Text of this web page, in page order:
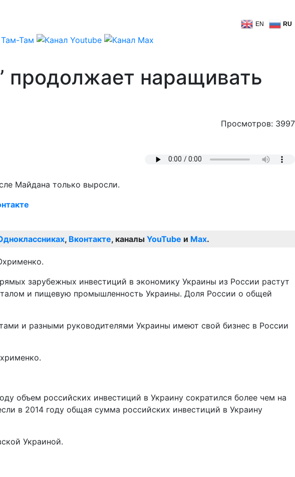
EN RU
продолжает наращивать
Просмотров: 3997
Майдана только выросли.
, Вконтакте, каналы YouTube и Max.
зарубежных инвестиций в экономику Украины из России растут
и пищевую промышленность Украины. Доля России о общей
и разными руководителями Украины имеют свой бизнес в России
объем российских инвестиций в Украину сократился более чем на
в 2014 году общая сумма российских инвестиций в Украину
Украиной.